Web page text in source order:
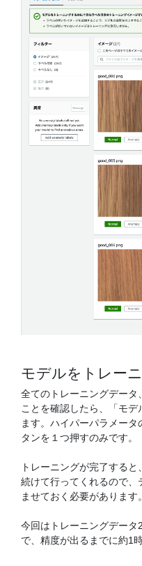
モデルをトレー
全てのトレーニングデータ
ことを確認したら、「モ
ます。ハイパーパラメー
タンを１つ押すのみです。
トレーニングが完了する
続けて行ってくれるので
ませておく必要があります。
今回はトレーニングデー
で、精度が出るまでに約1